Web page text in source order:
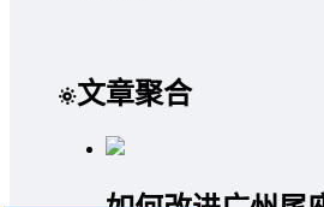
文章聚合